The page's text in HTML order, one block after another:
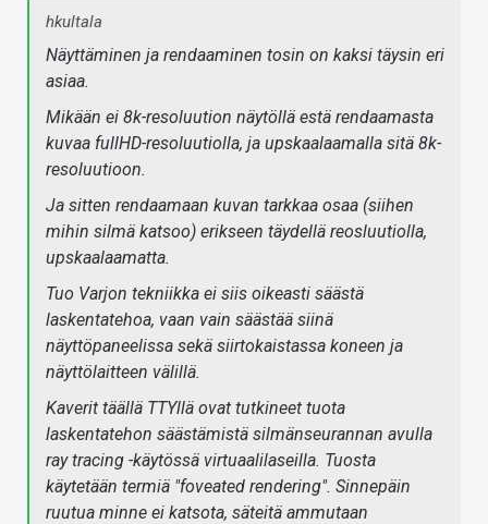
hkultala
Näyttäminen ja rendaaminen tosin on kaksi täysin eri
asiaa.
Mikään ei 8k-resoluution näytöllä estä rendaamasta
kuvaa fullHD-resoluutiolla, ja upskaalaamalla sitä 8k-
resoluutioon.
Ja sitten rendaamaan kuvan tarkkaa osaa (siihen
mihin silmä katsoo) erikseen täydellä reosluutiolla,
upskaalaamatta.
Tuo Varjon tekniikka ei siis oikeasti säästä
laskentatehoa, vaan vain säästää siinä
näyttöpaneelissa sekä siirtokaistassa koneen ja
näyttölaitteen välillä.
Kaverit täällä TTYllä ovat tutkineet tuota
laskentatehon säästämistä silmänseurannan avulla
ray tracing -käytössä virtuaalilaseilla. Tuosta
käytetään termiä "foveated rendering". Sinnepäin
ruutua minne ei katsota, säteitä ammutaan